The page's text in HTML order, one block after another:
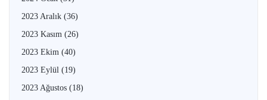
2023 Aralık (36)
2023 Kasım (26)
2023 Ekim (40)
2023 Eylül (19)
2023 Ağustos (18)